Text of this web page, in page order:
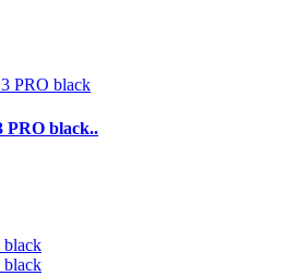
black..